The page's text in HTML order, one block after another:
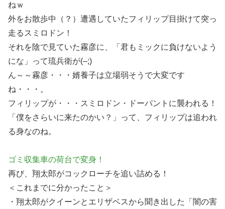
ねｗ
外をお散歩中（？）遭遇していたフィリップ目掛けて突っ
走るスミロドン！
それを陰で見ていた霧彦に、「君もミックに負けないよう
にな」って琉兵衛が(–;)
ん～～霧彦・・・婿養子は立場弱そうで大変です
ね・・・。
フィリップが・・・スミロドン・ドーパントに襲われる！
「僕をさらいに来たのかい？」って、フィリップは追われ
る身なのね。
ゴミ収集車の荷台で変身！
再び、翔太郎がコックローチを追い詰める！
＜これまでに分かったこと＞
・翔太郎がクイーンとエリザベスから聞き出した「闇の害